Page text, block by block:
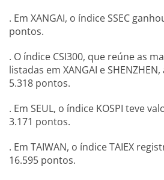
. Em XANGAI, o índice SSEC
pontos.
. O índice CSI300, que reúne as
listadas em XANGAI e
5.318 pontos.
. Em SEUL, o índice KOSPI teve
3.171 pontos.
. Em TAIWAN, o índice TAIEX
16.595 pontos.